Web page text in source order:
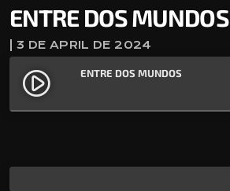
ENTRE DOS MUNDOS
| 3 DE APRIL DE 2024
play_circle_filled ENTRE DOS MUNDOS